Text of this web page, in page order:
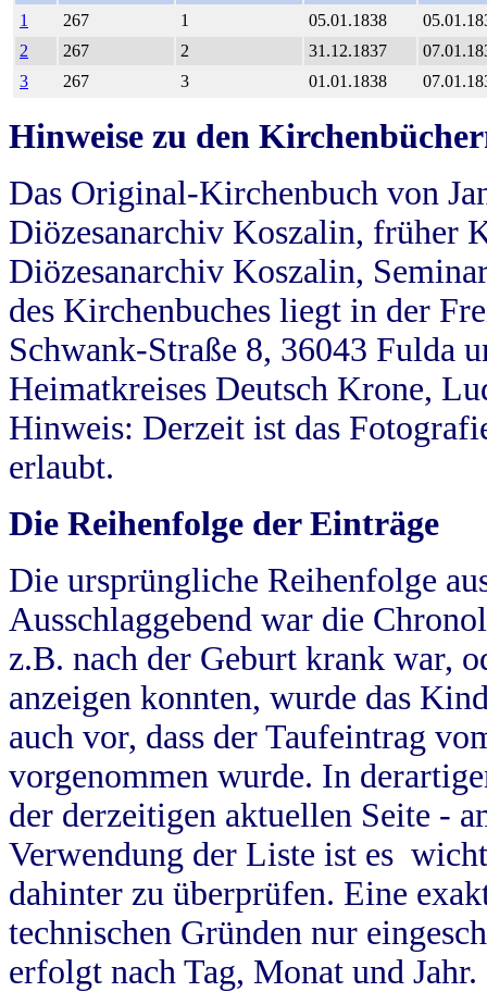
1
267 1 05.01.1838
2
267 2 31.12.1837
3
267 3 01.01.1838
Hinweise zu den
Das Original-Kirchenbuch von
Diözesanarchiv Koszalin, früher
Diözesanarchiv Koszalin,
des Kirchenbuches liegt in der
Schwank-Straße 8, 36043 Fulda
Heimatkreises Deutsch Krone,
Hinweis: Derzeit ist das
erlaubt.
Die Reihenfolge der Einträge
Die ursprüngliche Reihenfolge
Ausschlaggebend war die
z.B. nach der Geburt krank war,
anzeigen konnten, wurde das
auch vor, dass der Taufeintrag
vorgenommen wurde. In
der derzeitigen aktuellen Seite -
Verwendung der Liste ist es
dahinter zu überprüfen. Eine
technischen Gründen nur
erfolgt nach Tag, Monat und Jahr.